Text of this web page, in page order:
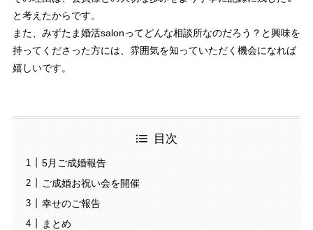
と考えたからです。
また、みずたま婚活salonってどんな相談所なのだろう？と興味を
持ってくださった方には、雰囲気を知っていただく機会になれば
嬉しいです。
目次
5月ご成婚報告
ご成婚お祝い会を開催
幸せのご報告
まとめ